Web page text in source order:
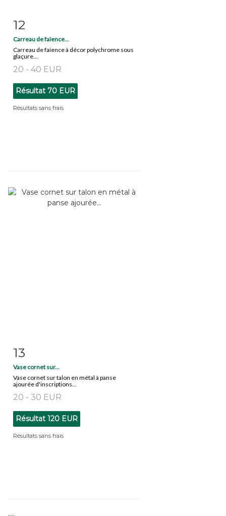
Fiche détaillée
12
Carreau de faïence...
Carreau de faïence à décor polychrome sous
glaçure...
20 - 40 EUR
Résultat 70 EUR
Résultats sans frais
Fiche détaillée
13
Vase cornet sur...
Vase cornet sur talon en métal à panse
ajourée d'inscriptions...
20 - 30 EUR
Résultat 120 EUR
Résultats sans frais